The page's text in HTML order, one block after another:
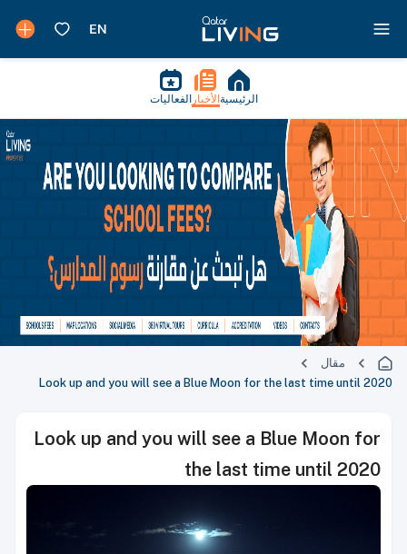
الرئيسية الأخبار الفعاليات
مقال
Look up and you will see a Blue Moon for the last time until 2020
Look up and you will see a Blue Moon for
the last time until 2020